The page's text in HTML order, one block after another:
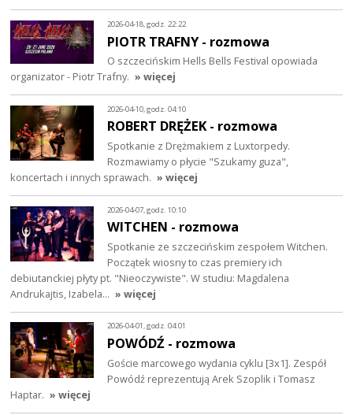
2026-04-18, godz. 22:22
PIOTR TRAFNY - rozmowa
O szczecińskim Hells Bells Festival opowiada
organizator - Piotr Trafny. » więcej
2026-04-10, godz. 04:10
ROBERT DRĘŻEK - rozmowa
Spotkanie z Drężmakiem z Luxtorpedy.
Rozmawiamy o płycie "Szukamy guza",
koncertach i innych sprawach. » więcej
2026-04-07, godz. 10:10
WITCHEN - rozmowa
Spotkanie ze szczecińskim zespołem Witchen.
Początek wiosny to czas premiery ich
debiutanckiej płyty pt. "Nieoczywiste". W studiu: Magdalena
Andrukajtis, Izabela… » więcej
2026-04-01, godz. 04:01
POWÓDŹ - rozmowa
Goście marcowego wydania cyklu [3x1]. Zespół
Powódź reprezentują Arek Szoplik i Tomasz
Haptar. » więcej